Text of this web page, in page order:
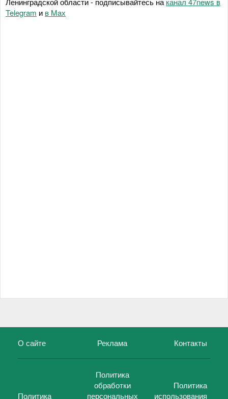
Telegram и в Maх
О сайте Реклама Контакты
Политика
Политика
обработки
персональных
Политика
использования